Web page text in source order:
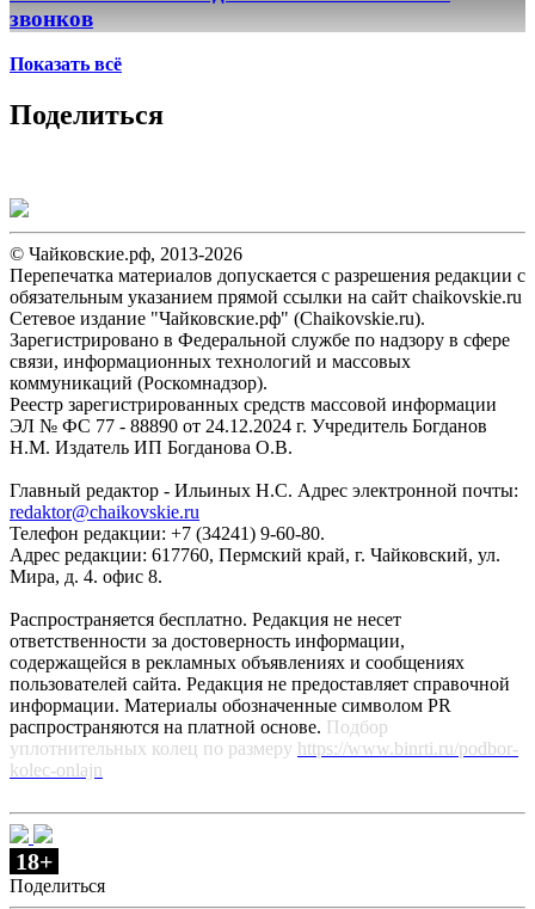
звонков
Показать всё
Поделиться
© Чайковские.рф, 2013-2026
Перепечатка материалов допускается с разрешения редакции с
обязательным указанием прямой ссылки на сайт chaikovskie.ru
Сетевое издание "Чайковские.рф" (Chaikovskie.ru).
Зарегистрировано в Федеральной службе по надзору в сфере
связи, информационных технологий и массовых
коммуникаций (Роскомнадзор).
Реестр зарегистрированных средств массовой информации
ЭЛ № ФС 77 - 88890 от 24.12.2024 г. Учредитель Богданов
Н.М. Издатель ИП Богданова О.В.
Главный редактор - Ильиных Н.С. Адрес электронной почты:
redaktor@chaikovskie.ru
Телефон редакции: +7 (34241) 9-60-80.
Адрес редакции: 617760, Пермский край, г. Чайковский, ул.
Мира, д. 4. офис 8.
Распространяется бесплатно. Редакция не несет
ответственности за достоверность информации,
содержащейся в рекламных объявлениях и сообщениях
пользователей сайта. Редакция не предоставляет справочной
информации. Материалы обозначенные символом PR
распространяются на платной основе. Подбор
уплотнительных колец по размеру https://www.binrti.ru/podbor-
kolec-onlajn
18+
Поделиться